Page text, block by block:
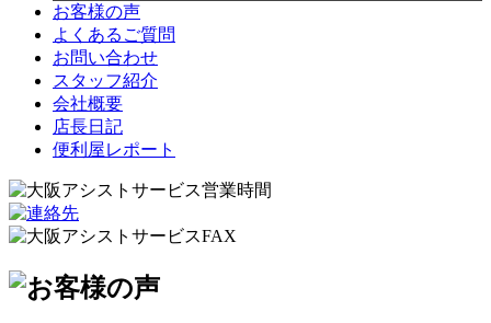
お客様の声
よくあるご質問
お問い合わせ
スタッフ紹介
会社概要
店長日記
便利屋レポート